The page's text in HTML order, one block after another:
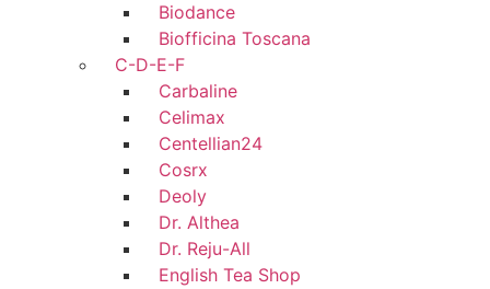
Biodance
Biofficina Toscana
C-D-E-F
Carbaline
Celimax
Centellian24
Cosrx
Deoly
Dr. Althea
Dr. Reju-All
English Tea Shop